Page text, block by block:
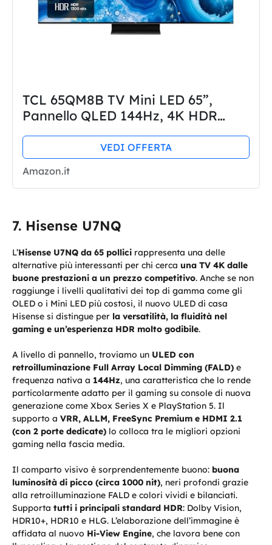
TCL 65QM8B TV Mini LED 65”,
Pannello QLED 144Hz, 4K HDR
Vision IQ - Atmos, Audio Onkyo,
Compatibile con Google Assistant,...
VEDI OFFERTA
Amazon.it
Hisense U7NQ
L’Hisense U7NQ da 65 pollici rappresenta una delle
alternative più interessanti per chi cerca una TV 4K dalle
buone prestazioni a un prezzo competitivo. Anche se non
raggiunge i livelli qualitativi dei top di gamma come gli
OLED o i Mini LED più costosi, il nuovo ULED di casa
Hisense si distingue per la versatilità, la fluidità nel
gaming e un’esperienza HDR molto godibile.
A livello di pannello, troviamo un ULED con
retroilluminazione Full Array Local Dimming (FALD) e
frequenza nativa a 144Hz, una caratteristica che lo rende
particolarmente adatto per il gaming su console di nuova
generazione come Xbox Series X e PlayStation 5. Il
supporto a VRR, ALLM, FreeSync Premium e HDMI 2.1
(con 2 porte dedicate) lo colloca tra le migliori opzioni
gaming nella fascia media.
Il comparto visivo è sorprendentemente buono: buona
luminosità di picco (circa 1000 nit), neri profondi grazie
alla retroilluminazione FALD e colori vividi e bilanciati.
Supporta tutti i principali standard HDR: Dolby Vision,
HDR10+, HDR10 e HLG. L’elaborazione dell’immagine è
affidata al nuovo Hi-View Engine, che lavora bene con